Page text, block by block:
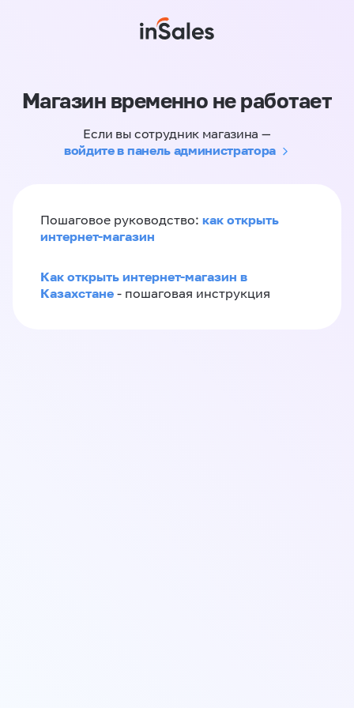
Магазин временно не работает
Если вы сотрудник магазина —
войдите в панель администратора
Пошаговое руководство: как открыть
интернет-магазин
Как открыть интернет-магазин в
Казахстане - пошаговая инструкция